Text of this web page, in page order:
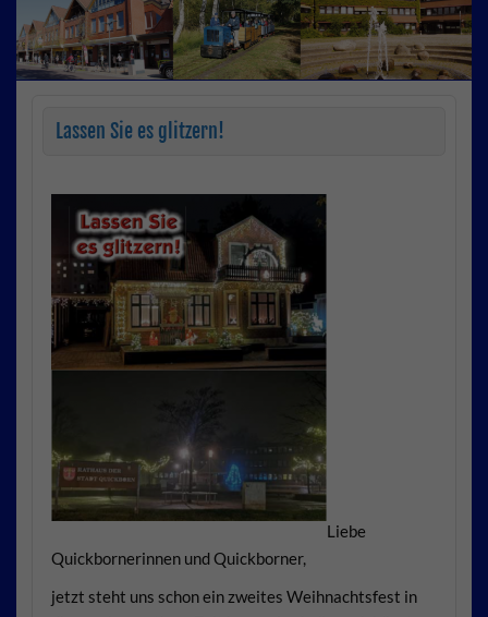
Lassen Sie es glitzern!
Liebe
Quickbornerinnen und Quickborner,
jetzt steht uns schon ein zweites Weihnachtsfest in